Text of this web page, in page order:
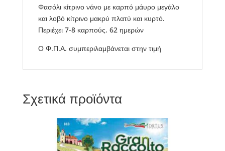
Φασόλι κίτρινο νάνο με καρπό μάυρο μεγάλο
και λοβό κίτρινο μακρύ πλατύ και κυρτό.
Περιέχει 7-8 καρπούς. 62 ημερών
Ο Φ.Π.Α. συμπεριλαμβάνεται στην τιμή
Σχετικά προϊόντα